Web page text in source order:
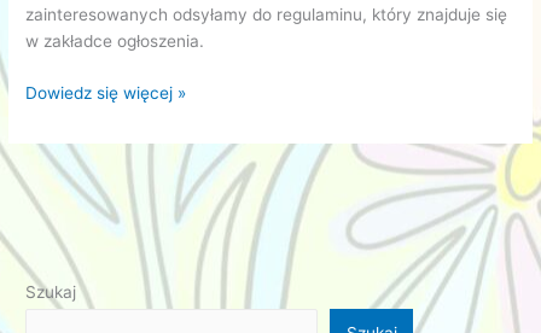
zainteresowanych odsyłamy do regulaminu, który znajduje się
w zakładce ogłoszenia.
Konkursy
Dowiedz się więcej »
Szukaj